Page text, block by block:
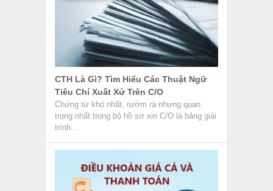
CTH Là Gì? Tìm Hiểu Các Thuật Ngữ
Tiêu Chí Xuất Xứ Trên C/O
Chứng từ khó nhất, rườm rà nhưng quan
trọng nhất trong bộ hồ sơ xin C/O là bảng giải
trình...